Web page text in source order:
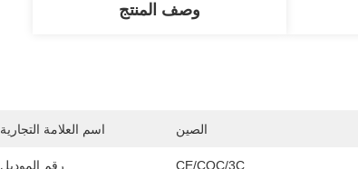
وصف المنتج
الصين اسم العلامة التجارية
CE/CQC/3C رقم الموديل